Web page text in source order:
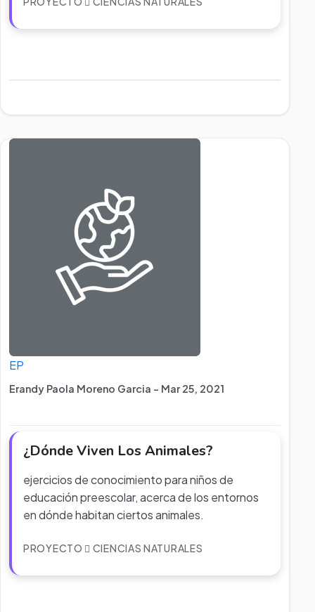
EP
Erandy Paola Moreno Garcia - Mar 25, 2021
¿Dónde Viven Los Animales?
ejercicios de conocimiento para niños de
educación preescolar, acerca de los entornos
en dónde habitan ciertos animales.
PROYECTO CIENCIAS NATURALES